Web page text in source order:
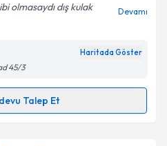
olmasaydı dış kulak
Devamı
Haritada Göster
45/3
Talep Et